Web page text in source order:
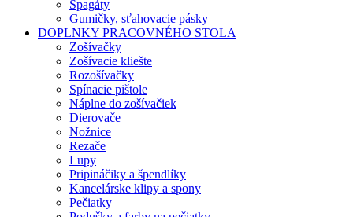
Špagáty
Gumičky, sťahovacie pásky
DOPLNKY PRACOVNÉHO STOLA
Zošívačky
Zošívacie kliešte
Rozošívačky
Spínacie pištole
Náplne do zošívačiek
Dierovače
Nožnice
Rezače
Lupy
Pripináčiky a špendlíky
Kancelárske klipy a spony
Pečiatky